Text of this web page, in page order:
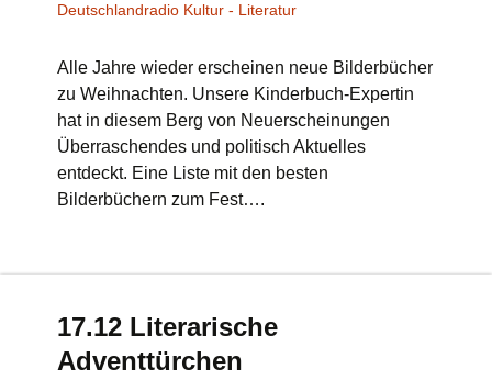
Deutschlandradio Kultur - Literatur
Alle Jahre wieder erscheinen neue Bilderbücher
zu Weihnachten. Unsere Kinderbuch-Expertin
hat in diesem Berg von Neuerscheinungen
Überraschendes und politisch Aktuelles
entdeckt. Eine Liste mit den besten
Bilderbüchern zum Fest….
17.12 Literarische
Adventtürchen